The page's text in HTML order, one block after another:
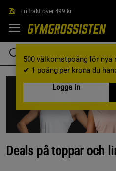
Fri frakt över 499 kr
500 välkomstpoäng för nya
✔ 1 poäng per krona du
Logga in
Deals på toppar och